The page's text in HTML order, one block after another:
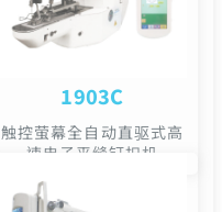
1903C
触控萤幕全自动直驱式高
速电子平缝钉扣机